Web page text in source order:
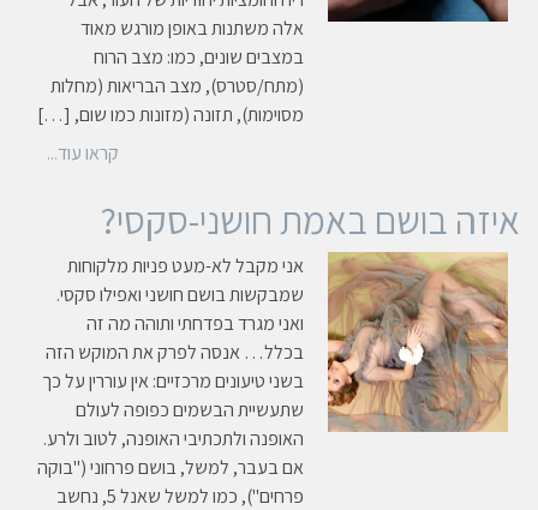
אלה משתנות באופן מורגש מאוד
במצבים שונים, כמו: מצב הרוח
(מתח/סטרס), מצב הבריאות (מחלות
מסוימות), תזונה (מזונות כמו שום, […]
קראו עוד...
איזה בושם באמת חושני-סקסי?
אני מקבל לא-מעט פניות מלקוחות
שמבקשות בושם חושני ואפילו סקסי.
ואני מגרד בפדחתי ותוהה מה זה
בכלל… אנסה לפרק את המוקש הזה
בשני טיעונים מרכזיים: אין עוררין על כך
שתעשיית הבשמים כפופה לעולם
האופנה ולתכתיבי האופנה, לטוב ולרע.
אם בעבר, למשל, בושם פרחוני ("בוקה
פרחים"), כמו למשל שאנל 5, נחשב